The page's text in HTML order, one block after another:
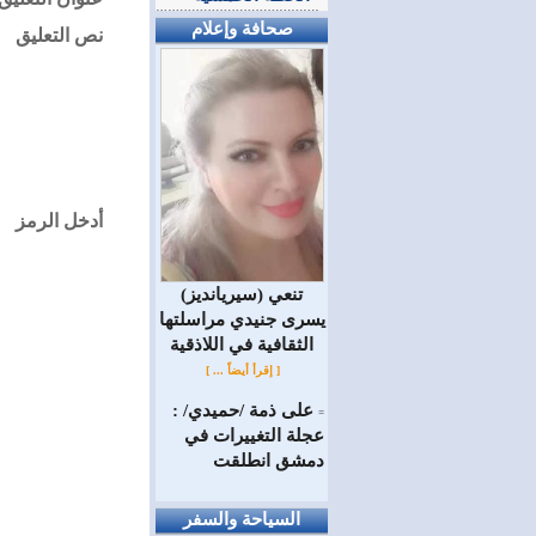
نص التعليق
أدخل الرمز
صحافة وإعلام
(سيريانديز) تنعي
يسرى جنيدي مراسلتها
الثقافية في اللاذقية
[ إقرأ أيضاً ... ]
= على ذمة /حميدي/ :
عجلة التغييرات في
دمشق انطلقت
السياحة والسفر